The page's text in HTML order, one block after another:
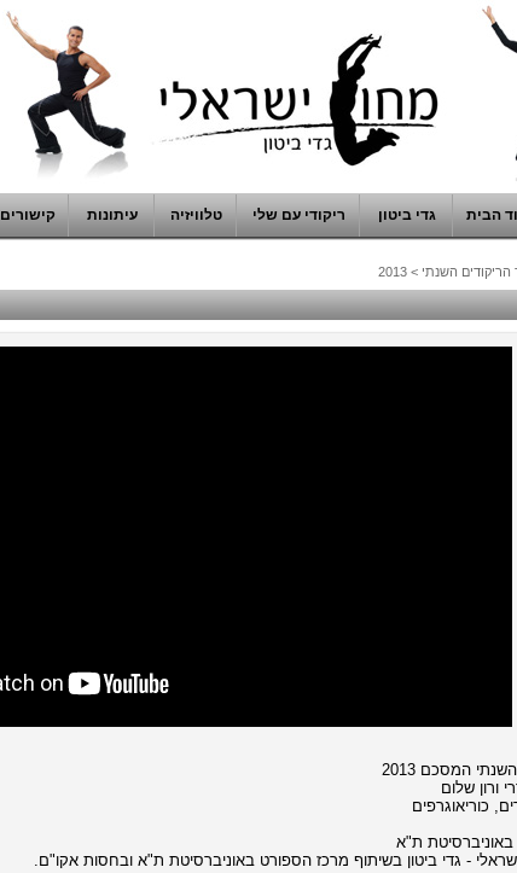
הבית גדי ביטון ריקודי עם שלי טלוויזיה עיתונות קישורים
הריקודים השנתי >
2013
המסכם 2013
ורון שלום
כוריאוגרפים
ת"א
- גדי ביטון בשיתוף מרכז הספורט באוניברסיטת ת"א ובחסות אקו"ם.